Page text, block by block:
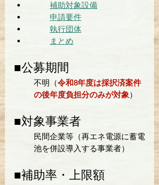
補助対象設備
申請要件
執行団体
まとめ
■公募期間
不明（令和8年度は採択済案件
の後年度負担分のみが対象）
■対象事業者
民間企業等（再エネ電源に蓄電
池を併設導入する事業者）
■補助率・上限額